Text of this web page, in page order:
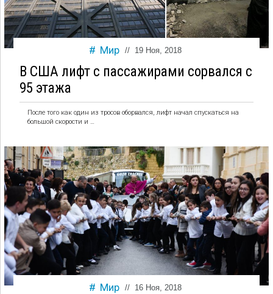
Мир // 19 Ноя, 2018
В США лифт с пассажирами сорвался с
95 этажа
После того как один из тросов оборвался, лифт начал спускаться на
большой скорости и …
Мир // 16 Ноя, 2018